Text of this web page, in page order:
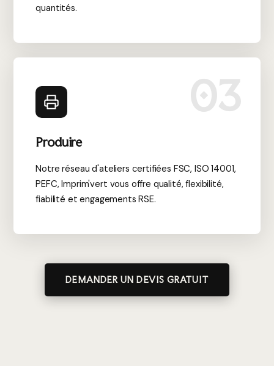
quantités.
03
Produire
Notre réseau d'ateliers certifiées FSC, ISO 14001,
PEFC, Imprim'vert vous offre qualité, flexibilité,
fiabilité et engagements RSE.
DEMANDER UN DEVIS GRATUIT